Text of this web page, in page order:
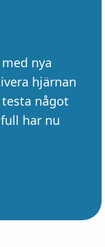
nya
hjärnan
något
har nu